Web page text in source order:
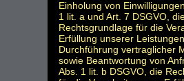
Einholung von
1 lit. a und Art. 7 DSGVO,
Rechtsgrundlage für die
Erfüllung unserer
Durchführung vertraglicher
sowie Beantwortung von
Abs. 1 lit. b DSGVO, die